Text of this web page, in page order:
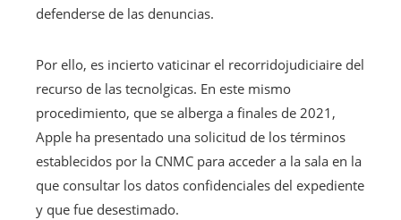
defenderse de las denuncias.
Por ello, es incierto vaticinar el recorridojudiciaire del
recurso de las tecnolgicas. En este mismo
procedimiento, que se alberga a finales de 2021,
Apple ha presentado una solicitud de los términos
establecidos por la CNMC para acceder a la sala en la
que consultar los datos confidenciales del expediente
y que fue desestimado.